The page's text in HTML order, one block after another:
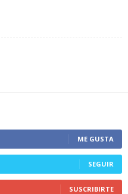
ME GUSTA
SEGUIR
SUSCRIBIRTE